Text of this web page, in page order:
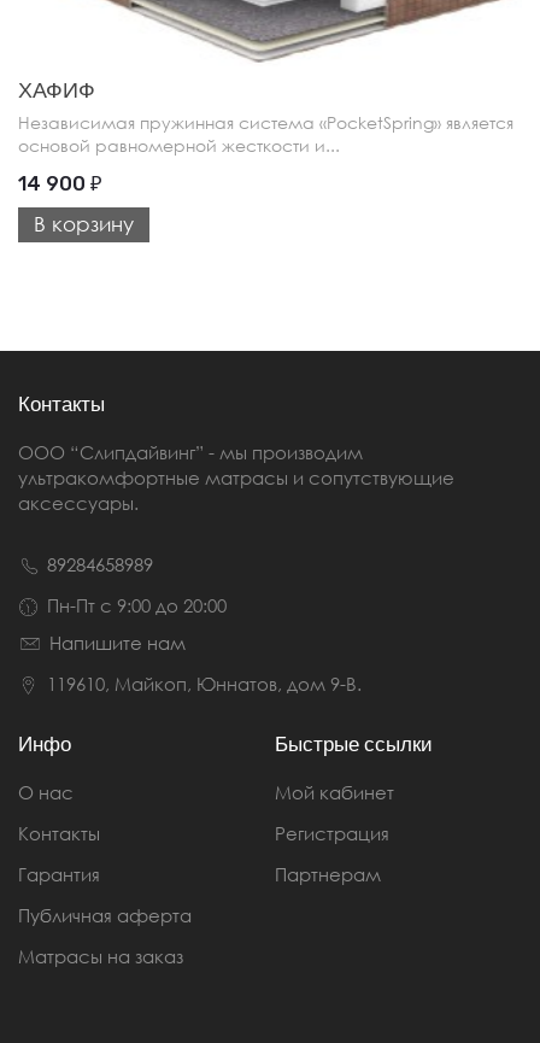
ХАФИФ
Независимая пружинная система «PocketSpring» является
основой равномерной жесткости и...
14 900 ₽
В корзину
Контакты
ООО “Слипдайвинг” - мы производим
ультракомфортные матрасы и сопутствующие
аксессуары.
89284658989
Пн-Пт с 9:00 до 20:00
Напишите нам
119610, Майкоп, Юннатов, дом 9-В.
Инфо
О нас
Контакты
Гарантия
Публичная аферта
Матрасы на заказ
Быстрые ссылки
Мой кабинет
Регистрация
Партнерам